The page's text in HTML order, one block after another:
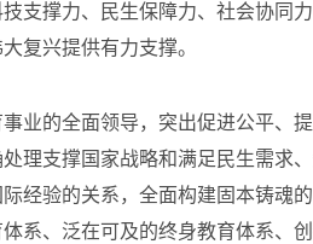
支撑力、民生保障力、社会协同
复兴提供有力支撑。
的全面领导，突出促进公平、
理支撑国家战略和满足民生需求
经验的关系，全面构建固本铸魂
系、泛在可及的终身教育体系、